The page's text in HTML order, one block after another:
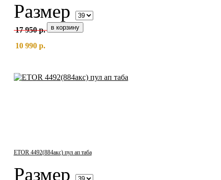
Размер
17 950 р.
10 990 р.
ETOR 4492(884акс) пул ап таба
Размер